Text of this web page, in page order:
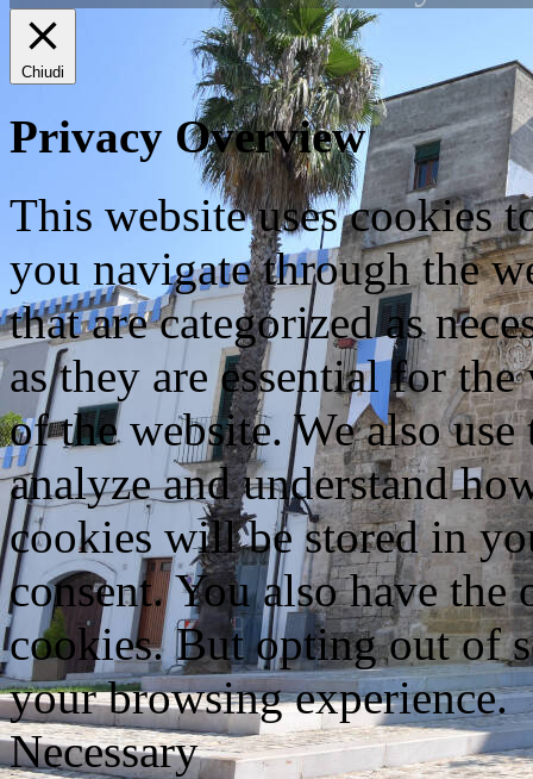
Chiudi
Privacy Overview
This website uses cookies
you navigate through the
that are categorized as
as they are essential for
of the website. We also
analyze and understand
cookies will be stored in
consent. You also have
cookies. But opting out of
your browsing experience.
Necessary